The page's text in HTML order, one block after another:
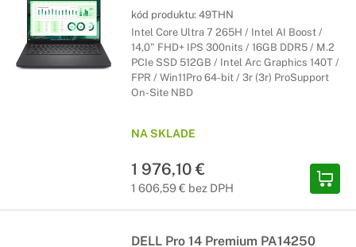
kód produktu: 49THN
Intel Core Ultra 7 265H / Intel AI Boost /
14,0" FHD+ IPS 300nits / 16GB DDR5 / M.2
PCIe SSD 512GB / Intel Arc Graphics 140T /
FPR / Win11Pro 64-bit / 3r (3r) ProSupport
On-Site NBD
NA SKLADE
1 976,10 €
1 606,59 € bez DPH
DELL Pro 14 Premium PA14250